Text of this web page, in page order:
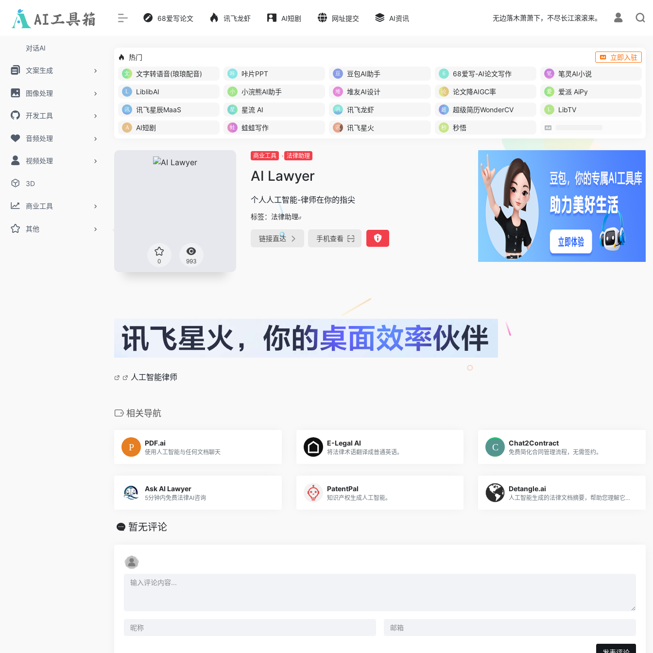
对话AI
文案生成
图像处理
开发工具
音频处理
视频处理
3D
商业工具
其他
68爱写论文 讯飞龙虾 AI短剧 网址提交 AI资讯 无边落木萧萧下，不尽长江滚滚来。
热门
立即入驻
文字转语音(琅琅配音)
咔片PPT 豆包AI助手 68爱写-AI论文写作 笔灵AI小说
LiblibAI 小浣熊AI助手 堆友AI设计 论文降AIGC率 爱派 AiPy
讯飞星辰MaaS 星流 AI 讯飞龙虾 超级简历WonderCV LibTV
AI短剧 蛙蛙写作 讯飞星火 秒悟
0 993
商业工具 法律助理
AI Lawyer
个人人工智能-律师在你的指尖
标签： 法律助理
链接直达 手机查看
人工智能律师
相关导航
PDF.ai
使用人工智能与任何文档聊天
E-Legal AI
将法律术语翻译成普通英语。
Chat2Contract
免费简化合同管理流程，无需签约。
Ask AI Lawyer
5分钟内免费法律AI咨询
PatentPal
知识产权生成人工智能。
Detangle.ai
人工智能生成的法律文档摘要，帮助您理解它们。
暂无评论